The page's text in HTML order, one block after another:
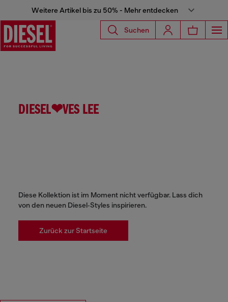
Weitere Artikel bis zu 50% - Mehr entdecken
Suchen
DIESEL❤VES LEE
Diese Kollektion ist im Moment nicht verfügbar. Lass dich
von den neuen Diesel‑Styles inspirieren.
Zurück zur Startseite